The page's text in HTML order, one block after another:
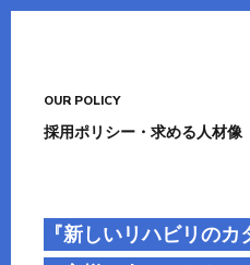
OUR POLICY
採用ポリシー・求める人材像
『新しいリハビリのカ